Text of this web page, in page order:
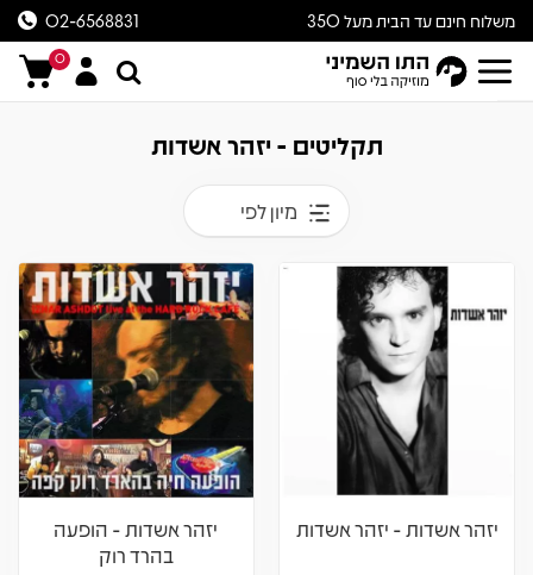
משלוח חינם עד הבית מעל 350
ש״ח
02-6568831
0
תקליטים - יזהר אשדות
מיון לפי
יזהר אשדות - יזהר אשדות
יזהר אשדות - הופעה
בהרד רוק